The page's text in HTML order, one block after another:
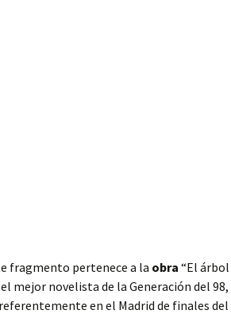
fragmento pertenece a la obra “El árbol
mejor novelista de la Generación del
en el Madrid de finales del